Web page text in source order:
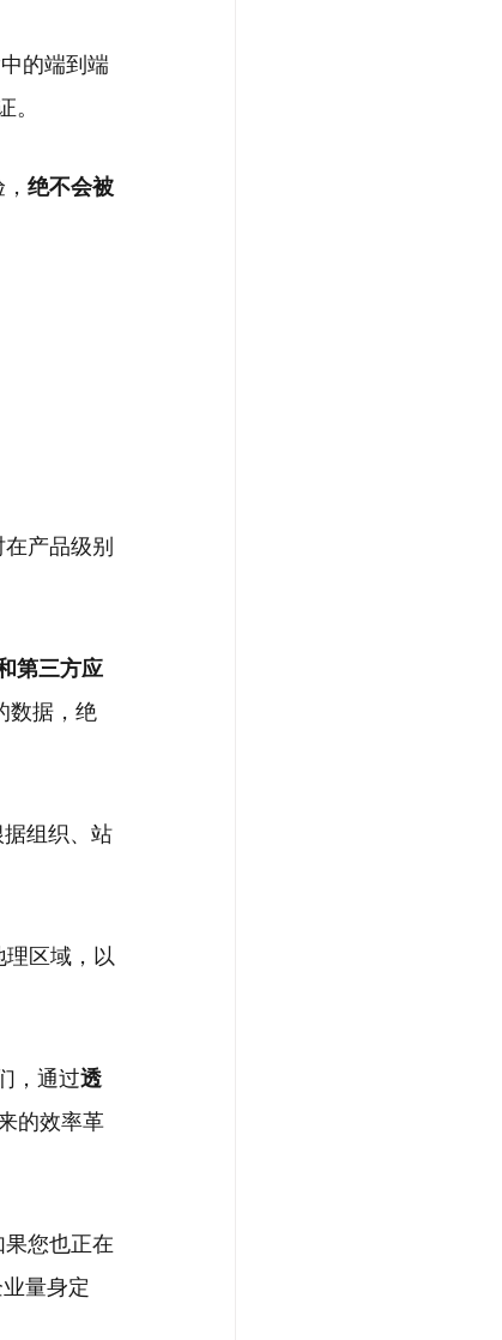
的端到端
。
绝不会被
产品级别
第三方应
数据，绝
组织、站
理区域，以
，通过透
的效率革
您也正在
量身定